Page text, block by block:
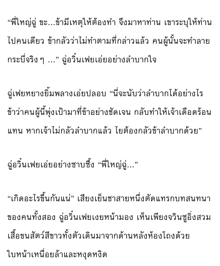
“พี่ใหญ่ฉู่ ขะ…ข้ามีเหตุให้ต้องทำ จึงมาหาท่าน เขาระบุให้ท่าน
ไปคนเดียว ข้ากลัวว่าไม่ทำตามที่กล่าวแล้ว คนผู้นั้นจะทำลาย
กระบี่จริงๆ …” ฉู่อวิ๋นเฟยเอ่ยอย่างลำบากใจ
ฉู่เฟยหยางยิ้มพลางเอ่ยปลอบ “นี่จะนับว่าลำบากได้อย่างไร
ข้าว่าคนผู้นี้พุ่งเป้ามาที่ข้าอย่างชัดเจน กลับทำให้เจ้าเดือดร้อน
แทน หากเจ้าไม่กลัวลำบากแล้ว ไยต้องกลัวข้าลำบากด้วย”
ฉู่อวิ๋นเฟยเอ่ยอย่างซาบซึ้ง “พี่ใหญ่ฉู่…”
“เกิดอะไรขึ้นกันแน่” เสียงเย็นชาสายหนึ่งตัดแทรกบทสนทนา
ของคนทั้งสอง ฉู่อวิ๋นเฟยเงยหน้ามอง เห็นเพียงจวินซูอิ่งสวม
เสื้อขนสัตว์สีขาวทั้งตัวเดินมาจากด้านหลังห้องโถงด้วย
ใบหน้าเหนื่อยล้าและหงุดหงิด